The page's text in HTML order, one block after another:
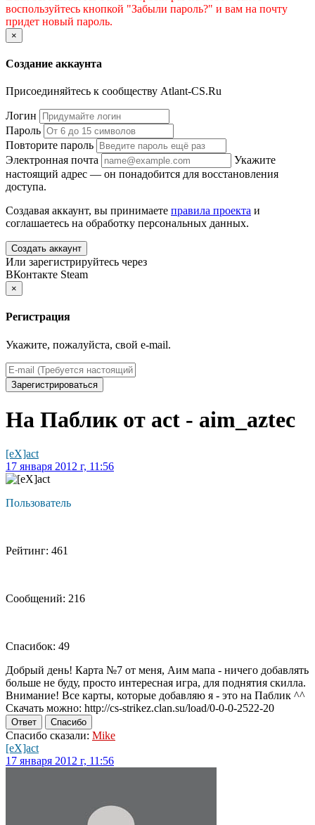
воспользуйтесь кнопкой "Забыли пароль?" и вам на почту
придет новый пароль.
×
Создание аккаунта
Присоединяйтесь к сообществу Atlant-CS.Ru
Логин
Пароль
Повторите пароль
Электронная почта
Укажите
настоящий адрес — он понадобится для восстановления
доступа.
Создавая аккаунт, вы принимаете правила проекта и
соглашаетесь на обработку персональных данных.
Создать аккаунт
Или зарегистрируйтесь через
ВКонтакте Steam
×
Регистрация
Укажите, пожалуйста, свой e-mail.
Зарегистрироваться
На Паблик от act - aim_aztec
[eX]act
17 января 2012 г, 11:56
Пользователь
Рейтинг: 461
Сообщений: 216
Спасибок: 49
Добрый день! Карта №7 от меня, Аим мапа - ничего добавлять
больше не буду, просто интересная игра, для поднятия скилла.
Внимание! Все карты, которые добавляю я - это на Паблик ^^
Скачать можно: http://cs-strikez.clan.su/load/0-0-0-2522-20
Ответ Спасибо
Спасибо сказали: Mike
[eX]act
17 января 2012 г, 11:56